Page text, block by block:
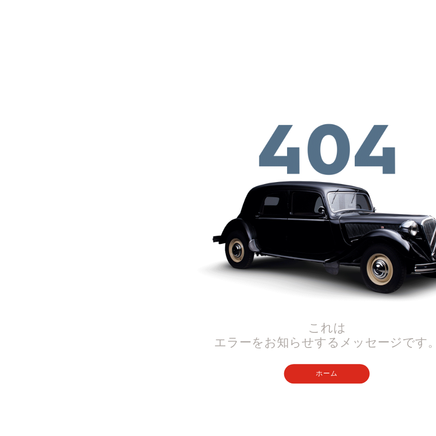
これは
エラーをお知らせするメッセージです
ホーム